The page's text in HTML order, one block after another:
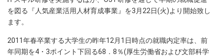
を図る『人気産業活用人材育成事業』を3月22日(火)より開始致し
ます。
2011年春卒業する大学生の昨年12月1日時点の就職内定率は、前
年同期を4・3ポイント下回る68．8％(厚生労働省および文部科学